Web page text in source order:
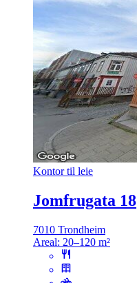
Kontor til leie
Jomfrugata 18
7010 Trondheim
Areal: 20–120 m²